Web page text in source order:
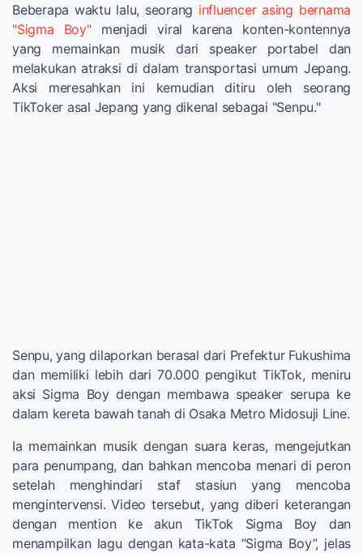
Beberapa waktu lalu, seorang influencer asing bernama
"Sigma Boy"menjadi viral karena konten-kontennya
yang memainkan musik dari speaker portabel dan
melakukan atraksi di dalam transportasi umum Jepang.
Aksi meresahkan ini kemudian ditiru oleh seorang
TikToker asal Jepang yang dikenal sebagai "Senpu."
Senpu, yang dilaporkan berasal dari Prefektur Fukushima
dan memiliki lebih dari 70.000 pengikut TikTok, meniru
aksi Sigma Boy dengan membawa speaker serupa ke
dalam kereta bawah tanah di Osaka Metro Midosuji Line.
Ia memainkan musik dengan suara keras, mengejutkan
para penumpang, dan bahkan mencoba menari di peron
setelah menghindari staf stasiun yang mencoba
mengintervensi. Video tersebut, yang diberi keterangan
dengan mention ke akun TikTok Sigma Boy dan
menampilkan lagu dengan kata-kata “Sigma Boy”, jelas